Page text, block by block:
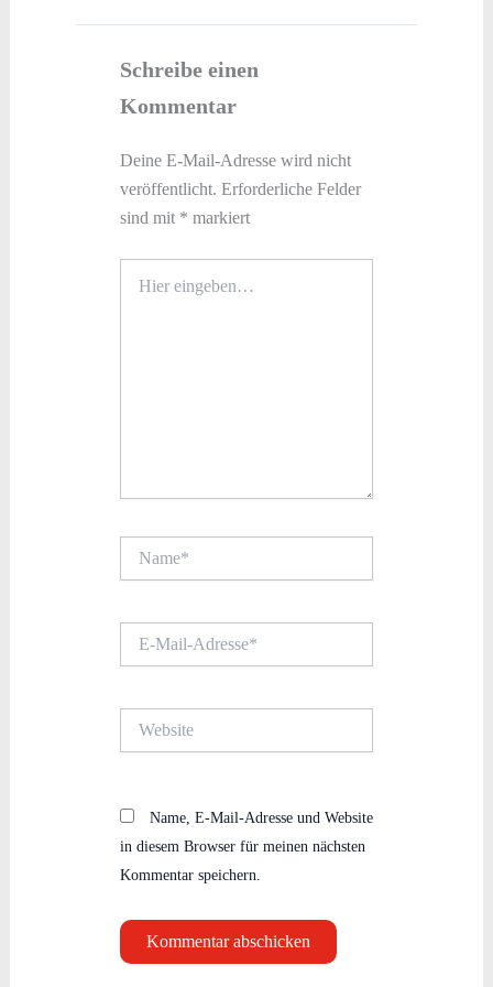
Schreibe einen
Kommentar
Deine E-Mail-Adresse wird nicht
veröffentlicht. Erforderliche Felder
sind mit * markiert
eingeben…
Mail-
Name, E-Mail-Adresse und Website
in diesem Browser für meinen nächsten
Kommentar speichern.